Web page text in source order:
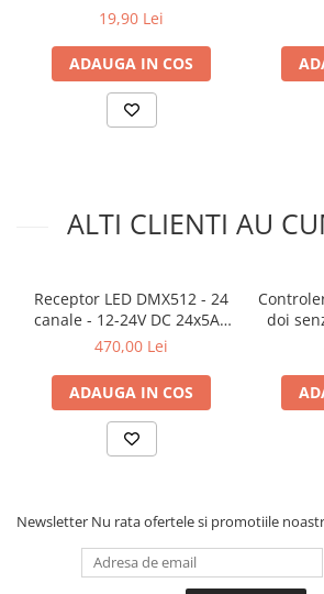
Reveniți la setările anterioare
transmițător
Temperatura
-20 până
Funcționalitate/caracteristică
suplimentară
Lcd
Dimensiuni
187 x 46
siguranță
489-1
17 V3.2.4
300 328
Codul producătorului
DA5-L
Cod EAN
19,90 Lei
ADAUGA IN COS
ALTI CLIENTI AU
Receptor LED DMX512 - 24
canale - 12-24V DC 24x5A -
șină DIN - Decodor DMX -
470,00 Lei
ADAUGA IN COS
doi
Newsletter Nu rata ofertele si promotiile